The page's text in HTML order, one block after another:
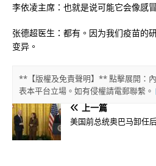
李依凌主席：也就是说可能它会像感
张德超医生：都有。因为我们疫苗的
变异。
**【版權及免責聲明】** 點擊展開：
表本平台立場。如有侵權請電郵聯繫。
上一篇
美国前总统奥巴马卸任